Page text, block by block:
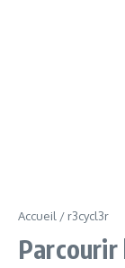
Accueil / r3cycl3r
Parcourir